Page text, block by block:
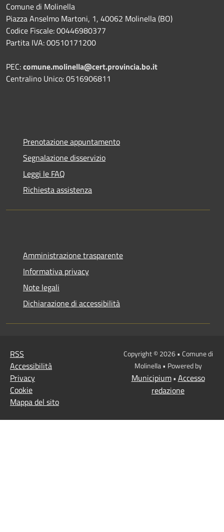
Comune di Molinella
Piazza Anselmo Martoni, 1, 40062 Molinella (BO)
Codice Fiscale: 00446980377
Partita IVA: 00510171200
PEC:comune.molinella@cert.provincia.bo.it
Centralino Unico: 0516906811
Prenotazione appuntamento
Segnalazione disservizio
Leggi le FAQ
Richiesta assistenza
Amministrazione trasparente
Informativa privacy
Note legali
Dichiarazione di accessibilità
RSS
Accessibilità
Privacy
Cookie
Mappa del sito
Copyright © 2026 • Comune di
Molinella • Powered by
Municipium• Accesso
redazione